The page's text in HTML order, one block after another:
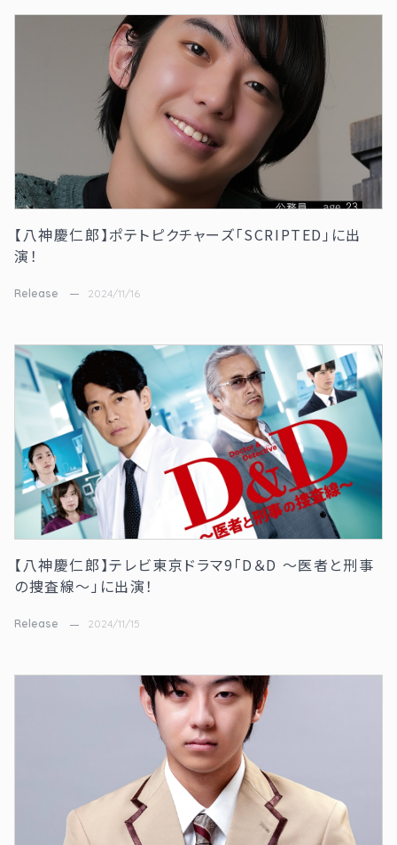
【八神慶仁郎】ポテトピクチャーズ「SCRIPTED」に出
演！
Release 2024/11/16
【八神慶仁郎】テレビ東京ドラマ9「D＆D ～医者と刑事
の捜査線～」に出演！
Release 2024/11/15